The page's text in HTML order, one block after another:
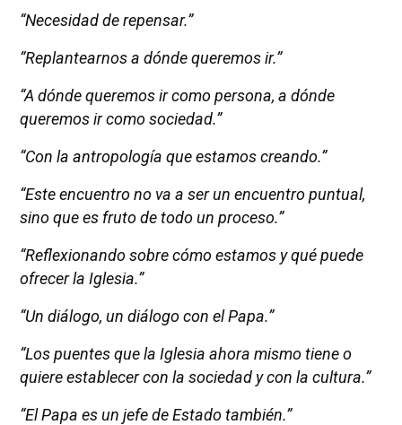
“Necesidad de repensar.”
“Replantearnos a dónde queremos ir.”
“A dónde queremos ir como persona, a dónde
queremos ir como sociedad.”
“Con la antropología que estamos creando.”
“Este encuentro no va a ser un encuentro puntual,
sino que es fruto de todo un proceso.”
“Reflexionando sobre cómo estamos y qué puede
ofrecer la Iglesia.”
“Un diálogo, un diálogo con el Papa.”
“Los puentes que la Iglesia ahora mismo tiene o
quiere establecer con la sociedad y con la cultura.”
“El Papa es un jefe de Estado también.”